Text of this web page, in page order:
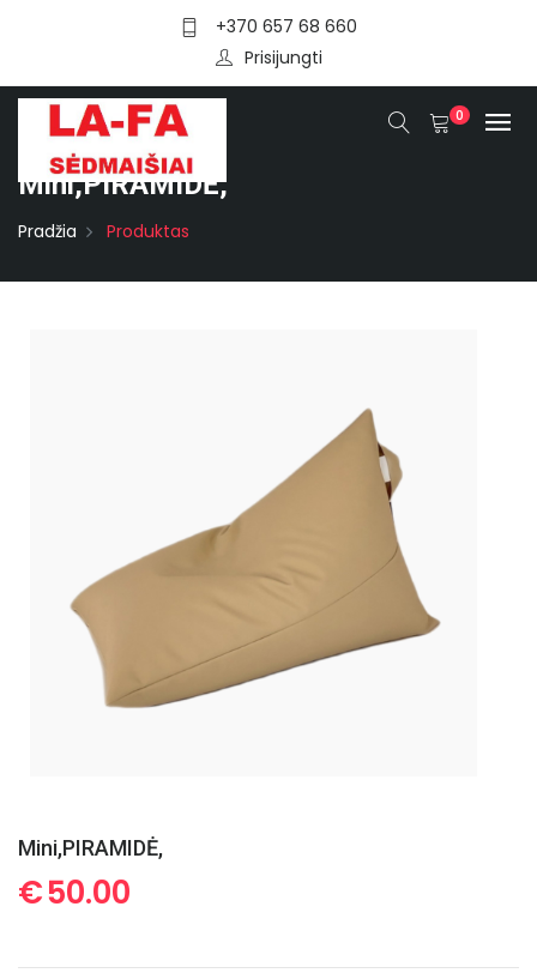
+370 657 68 660
Prisijungti
0
Mini,PIRAMIDĖ,
Pradžia Produktas
Mini,PIRAMIDĖ,
€50.00